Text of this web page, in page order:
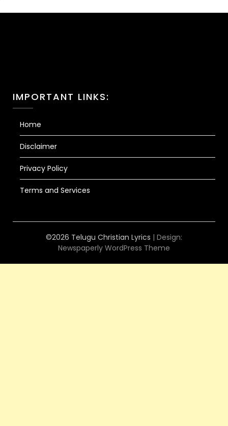
IMPORTANT LINKS:
Home
Disclaimer
Privacy Policy
Terms and Services
©2026 Telugu Christian Lyrics | Design:
Newspaperly WordPress Theme